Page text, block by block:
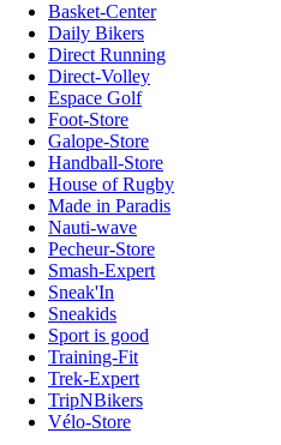
Basket-Center
Daily Bikers
Direct Running
Direct-Volley
Espace Golf
Foot-Store
Galope-Store
Handball-Store
House of Rugby
Made in Paradis
Nauti-wave
Pecheur-Store
Smash-Expert
Sneak'In
Sneakids
Sport is good
Training-Fit
Trek-Expert
TripNBikers
Vélo-Store